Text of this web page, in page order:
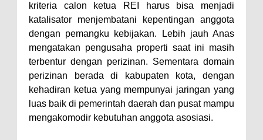
Pelaksanaan APBD Kota Bima
Pimpin Upacara HUT
Bhayangkara Ke-80, Kapolres
Bima: Jadikan Tugas Sebagai
Ibadah, Kepercayaan Rakyat
Landasan Utama
Kado HUT Bhayangkara Ke-80,
kriteria calon ketua REI harus bisa menjadi
katalisator menjembatani kepentingan anggota
dengan pemangku kebijakan. Lebih jauh Anas
mengatakan pengusaha properti saat ini masih
terbentur dengan perizinan. Sementara domain
perizinan berada di kabupaten kota, dengan
kehadiran ketua yang mempunyai jaringan yang
luas baik di pemerintah daerah dan pusat mampu
mengakomodir kebutuhan anggota asosiasi.